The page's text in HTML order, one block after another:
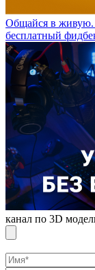
Общайся в
бесплатный
канал по 3D